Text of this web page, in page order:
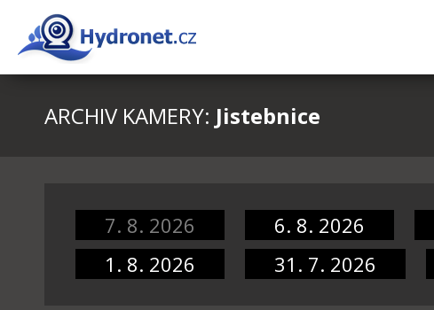
ARCHIV KAMERY: Jistebnice
7. 8. 2026 6. 8. 2026
1. 8. 2026
31. 7. 2026